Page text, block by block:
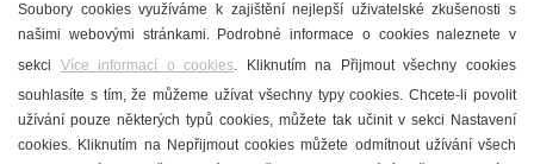
Mandloně
Ubytování
Restaurace
Městské muzeum a galerie
Soubory cookies využíváme k zajištění nejlepší uživatelské zkušenosti s
našimi webovými stránkami. Podrobné informace o cookies naleznete v
sekci Více informací o cookies. Kliknutím na Přijmout všechny cookies
souhlasíte s tím, že můžeme užívat všechny typy cookies. Chcete-li povolit
užívání pouze některých typů cookies, můžete tak učinit v sekci Nastavení
cookies. Kliknutím na Nepřijmout cookies můžete odmítnout užívání všech